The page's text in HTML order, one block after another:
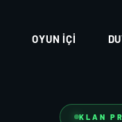
OYUN İÇI
KLAN